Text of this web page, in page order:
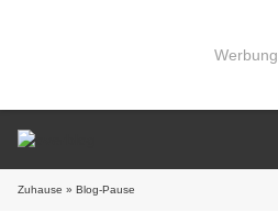
Werbung
Zuhause » Blog-Pause